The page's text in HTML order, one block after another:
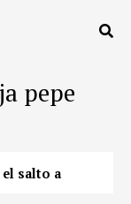
pepe
el salto a